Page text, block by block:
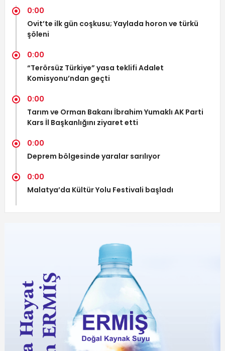
0:00
Ovit’te ilk gün coşkusu; Yaylada horon ve türkü
şöleni
0:00
“Terörsüz Türkiye” yasa teklifi Adalet
Komisyonu’ndan geçti
0:00
Tarım ve Orman Bakanı İbrahim Yumaklı AK Parti
Kars İl Başkanlığını ziyaret etti
0:00
Deprem bölgesinde yaralar sarılıyor
0:00
Malatya’da Kültür Yolu Festivali başladı